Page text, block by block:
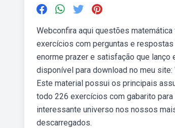
Webconfira aqui questões
exercícios com perguntas e
enorme prazer e satisfação que
disponível para download no meu
Este material possui os principais
todo 226 exercícios com gabarito
interessante universo nos nossos
descarregados.